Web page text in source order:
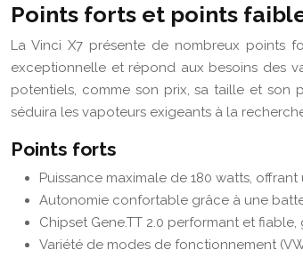
Points forts et points
La Vinci X7 présente de nombreux points
exceptionnelle et répond aux besoins des
potentiels, comme son prix, sa taille et son
séduira les vapoteurs exigeants à la
Points forts
Puissance maximale de 180 watts,
Autonomie confortable grâce à une
Chipset Gene.TT 2.0 performant et
Variété de modes de fonctionnement